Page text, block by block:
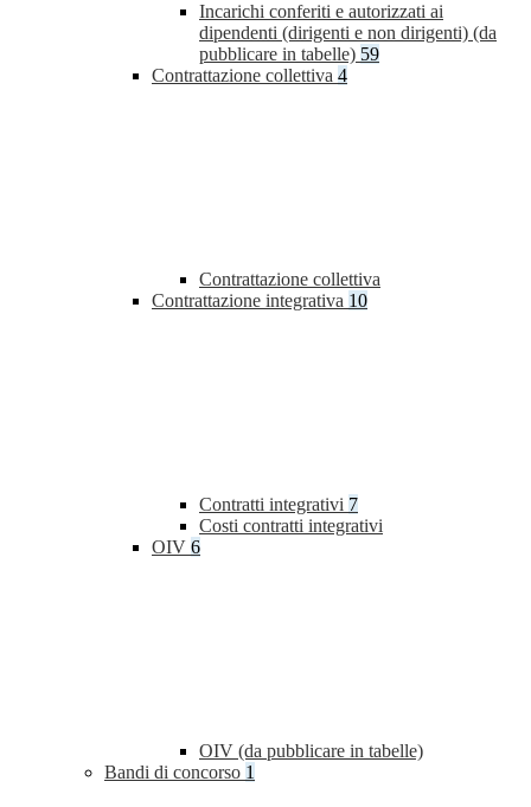
Incarichi conferiti e autorizzati ai
dipendenti (dirigenti e non dirigenti) (da
pubblicare in tabelle) 59
Contrattazione collettiva 4
Contrattazione collettiva
Contrattazione integrativa 10
Contratti integrativi 7
Costi contratti integrativi
OIV 6
OIV (da pubblicare in tabelle)
Bandi di concorso 1